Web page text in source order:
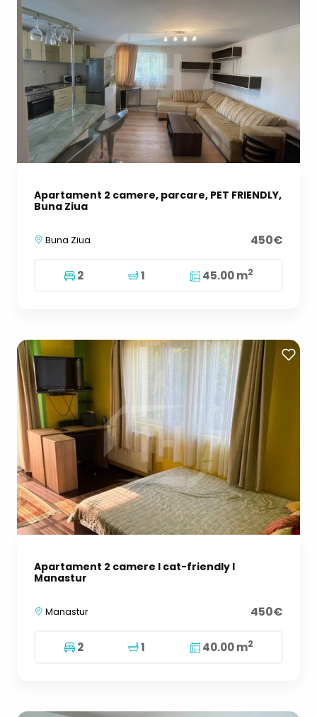
Apartament 2 camere, parcare, PET FRIENDLY,
Buna Ziua
Buna Ziua 450€
2 1 45.00 m2
Apartament 2 camere I cat-friendly I
Manastur
Manastur 450€
2 1 40.00 m2